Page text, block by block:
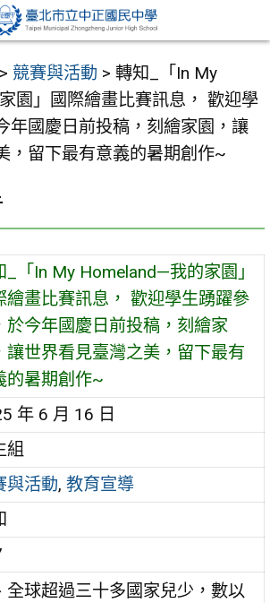
> 競賽與活動 > 轉知_「In My
園」國際繪畫比賽訊息， 歡迎學
年國慶日前投稿，刻繪家園，讓
，留下最有意義的暑期創作~
_「In My Homeland—我的家園」
繪畫比賽訊息， 歡迎學生踴躍參
於今年國慶日前投稿，刻繪家
讓世界看見臺灣之美，留下最有
的暑期創作~
年 6 月 16 日
組
與活動,教育宣導
全球超過三十多國家兒少，數以